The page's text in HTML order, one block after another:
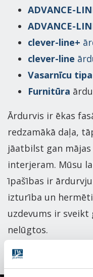
ADVANCE-
ADVANCE-
clever-line+
clever-line
Vasarnīcu tipa
Furnitūra
Ārdurvis ir ēkas
redzamākā daļa,
jāatbilst gan
interjeram. Mūsu
īpašības ir
izturība un
uzdevums ir
nelūgtos.